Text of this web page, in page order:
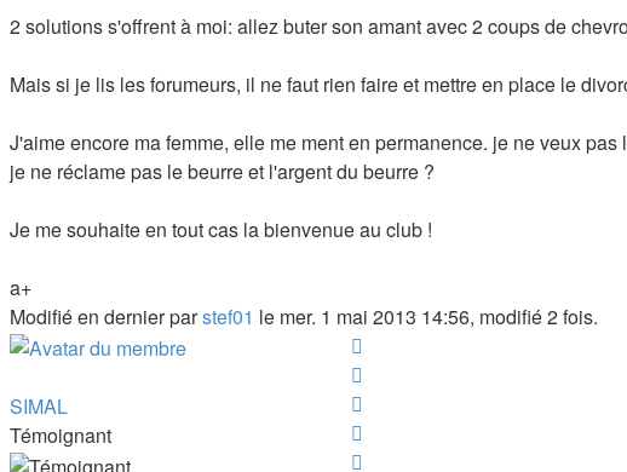
2 solutions s'offrent à moi: allez buter son amant avec 2 coups de
Mais si je lis les forumeurs, il ne faut rien faire et mettre en place le
J'aime encore ma femme, elle me ment en permanence. je ne veux
je ne réclame pas le beurre et l'argent du beurre ?
Je me souhaite en tout cas la bienvenue au club !
a+
Modifié en dernier parstef01 le mer. 1 mai 2013 14:56, modifié 2 fois.
SIMAL
Témoignant